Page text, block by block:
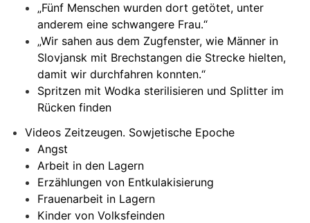
„Fünf Menschen wurden dort getötet, unter
anderem eine schwangere Frau.“
„Wir sahen aus dem Zugfenster, wie Männer in
Slovjansk mit Brechstangen die Strecke hielten,
damit wir durchfahren konnten.“
Spritzen mit Wodka sterilisieren und Splitter im
Rücken finden
Videos Zeitzeugen. Sowjetische Epoche
Angst
Arbeit in den Lagern
Erzählungen von Entkulakisierung
Frauenarbeit in Lagern
Kinder von Volksfeinden